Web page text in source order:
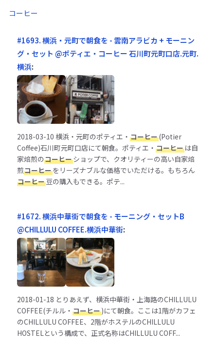
コーヒー
#1693. 横浜・元町で朝食を - 雲南アラビカ + モーニン
グ・セット @ポティエ・コーヒー 石川町元町口店.元町.
横浜:
2018-03-10 横浜・元町のポティエ・ コーヒー(Potier
Coffee)石川町元町口店にて朝食。ポティエ・ コーヒーは自
家焙煎のコーヒーショップで、クオリティーの高い自家焙
煎コーヒーをリーズナブルな価格でいただける。もちろん
コーヒー豆の購入もできる。ポテ...
#1672. 横浜中華街で朝食を - モーニング・セットB
@CHILLULU COFFEE.横浜中華街:
2018-01-18 とりあえず、横浜中華街・上海路のCHILLULU
COFFEE(チルル・ コーヒー)にて朝食。ここは1階がカフェ
のCHILLULU COFFEE、2階がホステルのCHILLULU
HOSTELという構成で、正式名称はCHILLULU COFF...